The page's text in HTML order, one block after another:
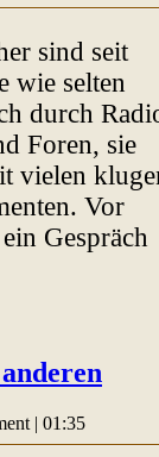
sind seit
wie selten
durch
Foren, sie
vielen
Vor
Gespräch
| 01:35